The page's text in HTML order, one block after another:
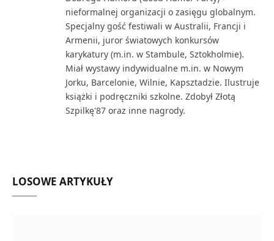
nieformalnej organizacji o zasięgu globalnym.
Specjalny gość festiwali w Australii, Francji i
Armenii, juror światowych konkursów
karykatury (m.in. w Stambule, Sztokholmie).
Miał wystawy indywidualne m.in. w Nowym
Jorku, Barcelonie, Wilnie, Kapsztadzie. Ilustruje
książki i podręczniki szkolne. Zdobył Złotą
Szpilkę'87 oraz inne nagrody.
LOSOWE ARTYKUŁY